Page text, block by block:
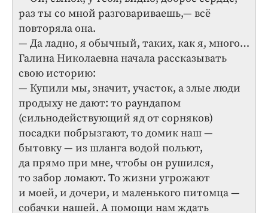
раз ты со мной разговариваешь,— всё
повторяла она.
— Да ладно, я обычный, таких, как я, много…
Галина Николаевна начала рассказывать
свою историю:
— Купили мы, значит, участок, а злые люди
продыху не дают: то раундапом
(сильнодействующий яд от сорняков)
посадки побрызгают, то домик наш —
бытовку — из шланга водой польют,
да прямо при мне, чтобы он рушился,
то забор ломают. То жизни угрожают
и моей, и дочери, и маленького питомца —
собачки нашей. А помощи нам ждать